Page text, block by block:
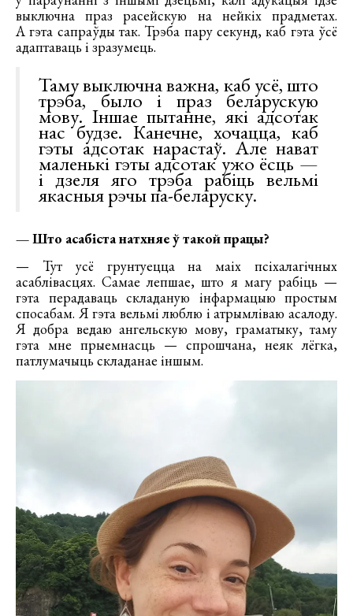
выключна праз расейскую на нейкіх прадметах.
А гэта сапраўды так. Трэба пару секунд, каб гэта ўсё
адаптаваць і зразумець.
Таму выключна важна, каб усё, што
трэба, было і праз беларускую
мову. Іншае пытанне, які адсотак
нас будзе. Канечне, хочацца, каб
гэты адсотак нарастаў. Але нават
маленькі гэты адсотак ужо ёсць —
і дзеля яго трэба рабіць вельмі
якасныя рэчы па-беларуску.
— Што асабіста натхняе ў такой працы?
— Тут усё грунтуецца на маіх псіхалагічных
асаблівасцях. Самае лепшае, што я магу рабіць —
гэта перадаваць складаную інфармацыю простым
спосабам. Я гэта вельмі люблю і атрымліваю асалоду.
Я добра ведаю ангельскую мову, граматыку, таму
гэта мне прыемнасць — спрошчана, неяк лёгка,
патлумачыць складанае іншым.